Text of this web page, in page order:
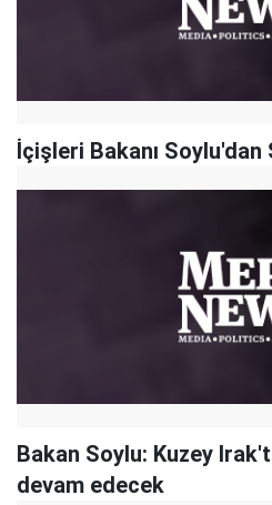
İçişleri Bakanı Soylu'dan
Bakan Soylu: Kuzey
devam edecek